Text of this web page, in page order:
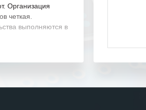
Организация
четкая.
выполняются в